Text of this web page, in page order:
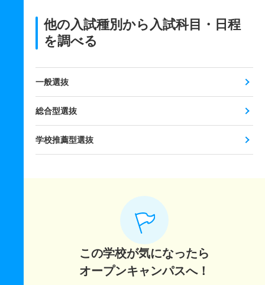
他の入試種別から入試科目・日程
を調べる
一般選抜
総合型選抜
学校推薦型選抜
この学校が気になったら
オープンキャンパスへ！